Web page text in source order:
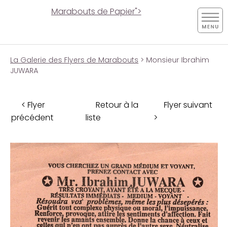
Marabouts de Papier">
La Galerie des Flyers de Marabouts > Monsieur Ibrahim
JUWARA
< Flyer
précédent
Retour à la
liste
Flyer suivant
>